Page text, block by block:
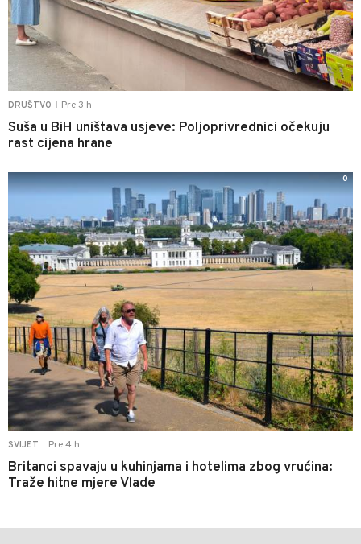
DRUŠTVO Pre 3 h
Suša u BiH uništava usjeve: Poljoprivrednici očekuju
rast cijena hrane
SVIJET Pre 4 h
Britanci spavaju u kuhinjama i hotelima zbog vrućina:
Traže hitne mjere Vlade
0